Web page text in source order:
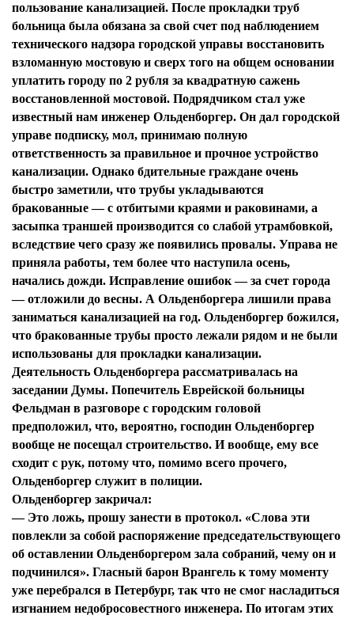
пользование канализацией. После прокладки труб
больница была обязана за свой счет под наблюдением
технического надзора городской управы восстановить
взломанную мостовую и сверх того на общем основании
уплатить городу по 2 рубля за квадратную сажень
восстановленной мостовой. Подрядчиком стал уже
известный нам инженер Ольденборгер. Он дал городской
управе подписку, мол, принимаю полную
ответственность за правильное и прочное устройство
канализации. Однако бдительные граждане очень
быстро заметили, что трубы укладываются
бракованные — с отбитыми краями и раковинами, а
засыпка траншей производится со слабой утрамбовкой,
вследствие чего сразу же появились провалы. Управа не
приняла работы, тем более что наступила осень,
начались дожди. Исправление ошибок — за счет города
— отложили до весны. А Ольденборгера лишили права
заниматься канализацией на год. Ольденборгер божился,
что бракованные трубы просто лежали рядом и не были
использованы для прокладки канализации.
Деятельность Ольденборгера рассматривалась на
заседании Думы. Попечитель Еврейской больницы
Фельдман в разговоре с городским головой
предположил, что, вероятно, господин Ольденборгер
вообще не посещал строительство. И вообще, ему все
сходит с рук, потому что, помимо всего прочего,
Ольденборгер служит в полиции.
Ольденборгер закричал:
— Это ложь, прошу занести в протокол. «Слова эти
повлекли за собой распоряжение председательствующего
об оставлении Ольденборгером зала собраний, чему он и
подчинился». Гласный барон Врангель к тому моменту
уже перебрался в Петербург, так что не смог насладиться
изгнанием недобросовестного инженера. По итогам этих